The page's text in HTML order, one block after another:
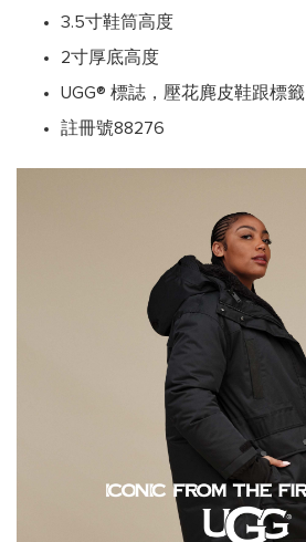
3.5寸鞋筒高度
2寸厚底高度
UGG® 標誌，壓花麂皮鞋跟標籤
註冊號88276